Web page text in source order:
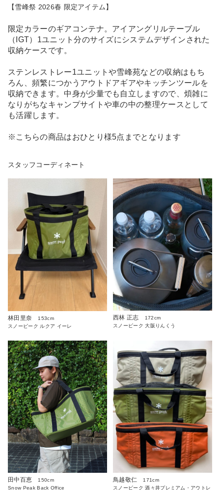
【雪峰祭 2026春 限定アイテム】
限定カラーのギアコンテナ。アイアングリルテーブル
（IGT）1ユニット分のサイズにシステムデザインされた
収納ケースです。
ステンレストレー1ユニットや雪峰苑などの収納はもち
ろん、頻繁につかうアウトドアギアやキッチンツールを
収納できます。中身が少量でも自立しますので、煩雑に
なりがちなキャンプサイトや車の中の整理ケースとして
も活躍します。
※こちらの商品はおひとり様5点までとなります
スタッフコーディネート
林田里奈
153cm
スノーピーク ルクア イーレ
西林 正志
172cm
スノーピーク 大阪りんくう
田中百恵
150cm
Snow Peak Back Office
鳥越敬仁
171cm
スノーピーク 酒々井プレミアム・アウトレ